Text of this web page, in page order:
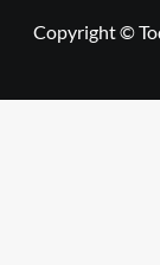
Copyright ©